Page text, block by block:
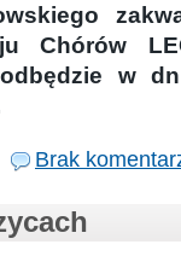
Chórów
w
Brak